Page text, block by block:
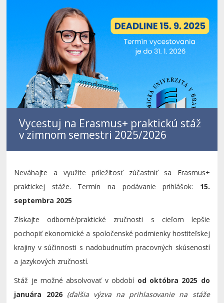
Vycestuj na Erasmus+ praktickú stáž
v zimnom semestri 2025/2026
Neváhajte a využite príležitosť zúčastniť sa Erasmus+
praktickej stáže. Termín na podávanie prihlášok: 15.
septembra 2025
Získajte odborné/praktické zručnosti s cieľom lepšie
pochopiť ekonomické a spoločenské podmienky hostiteľskej
krajiny v súčinnosti s nadobudnutím pracovných skúseností
a jazykových zručností.
Stáž je možné absolvovať v období od októbra 2025 do
januára 2026 (ďalšia výzva na prihlasovanie na stáže